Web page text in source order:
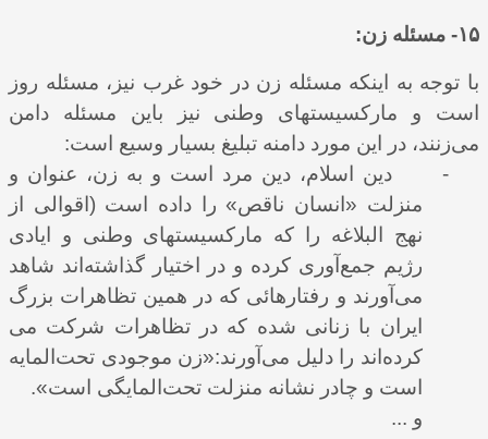
۱۵- مسئله زن:
با توجه به اینکه مسئله زن در خود غرب نیز، مسئله روز
است و مارکسیستهای وطنی نیز باین مسئله دامن
می‌زنند، در این مورد دامنه تبلیغ بسیار وسیع است:
-
دین اسلام، دین مرد است و به زن، عنوان و
منزلت «انسان ناقص» را داده است (اقوالی از
نهج البلاغه را که مارکسیستهای وطنی و ایادی
رژیم جمع‌آوری کرده و در اختیار گذاشته‌اند شاهد
می‌آورند و رفتارهائی که در همین تظاهرات بزرگ
ایران با زنانی شده که در تظاهرات شرکت می
کرده‌اند را دلیل می‌آورند:«زن موجودی تحت‌المایه
است و چادر نشانه منزلت تحت‌المایگی است».
و ...